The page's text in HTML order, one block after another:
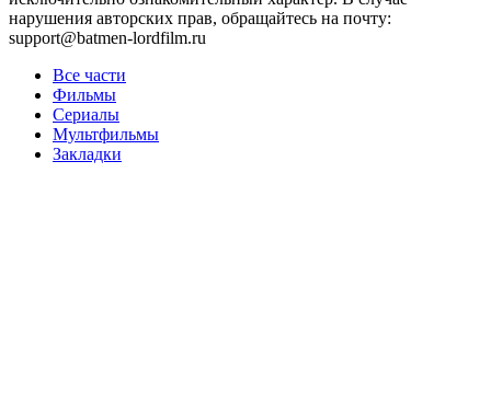
нарушения авторских прав, обращайтесь на почту:
support@batmen-lordfilm.ru
Все части
Фильмы
Сериалы
Мультфильмы
Закладки